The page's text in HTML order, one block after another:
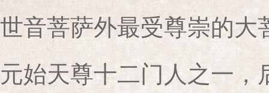
世音菩萨外最受尊崇的大
元始天尊十二门人之一